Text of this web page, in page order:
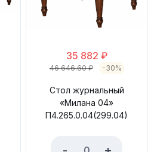
35 882 ₽
46 646.60₽ -30%
Стол журнальный
«Милана 04»
П4.265.0.04(299.04)